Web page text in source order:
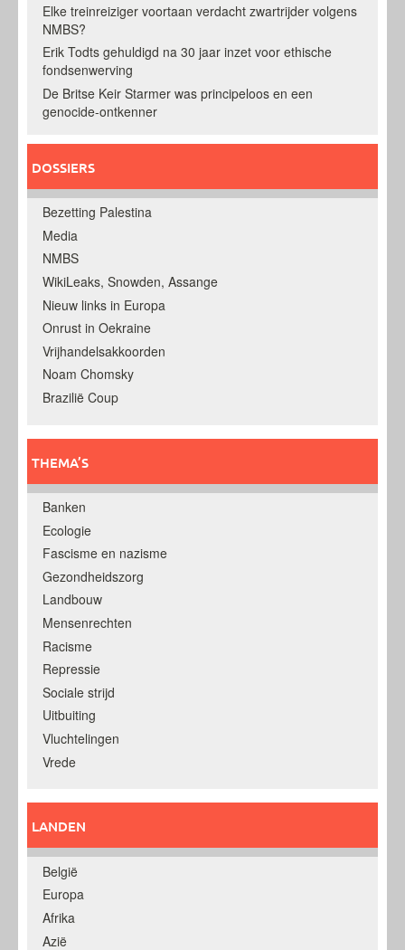
Elke treinreiziger voortaan verdacht zwartrijder volgens
NMBS?
Erik Todts gehuldigd na 30 jaar inzet voor ethische
fondsenwerving
De Britse Keir Starmer was principeloos en een
genocide-ontkenner
DOSSIERS
Bezetting Palestina
Media
NMBS
WikiLeaks, Snowden, Assange
Nieuw links in Europa
Onrust in Oekraine
Vrijhandelsakkoorden
Noam Chomsky
Brazilië Coup
THEMA’S
Banken
Ecologie
Fascisme en nazisme
Gezondheidszorg
Landbouw
Mensenrechten
Racisme
Repressie
Sociale strijd
Uitbuiting
Vluchtelingen
Vrede
LANDEN
België
Europa
Afrika
Azië